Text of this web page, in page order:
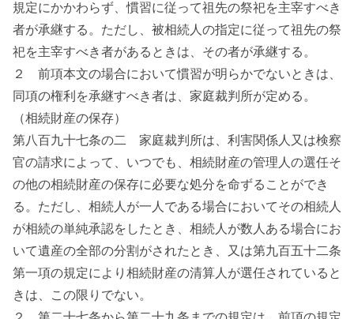
規定にかかわらず、慣習に従って祖先の祭祀を主宰すべき
者が承継する。ただし、被相続人の指定に従って祖先の祭
祀を主宰すべき者があるときは、その者が承継する。
２ 前項本文の場合において慣習が明らかでないときは、
同項の権利を承継すべき者は、家庭裁判所が定める。
（相続財産の保存）
第八百九十七条の二 家庭裁判所は、利害関係人又は検察
官の請求によって、いつでも、相続財産の管理人の選任そ
の他の相続財産の保存に必要な処分を命ずることができ
る。ただし、相続人が一人である場合においてその相続人
が相続の単純承認をしたとき、相続人が数人ある場合にお
いて遺産の全部の分割がされたとき、又は第九百五十二条
第一項の規定により相続財産の清算人が選任されていると
きは、この限りでない。